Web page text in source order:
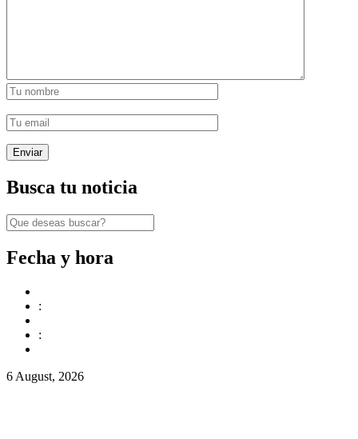
Busca tu noticia
Fecha y hora
:
:
6 August, 2026